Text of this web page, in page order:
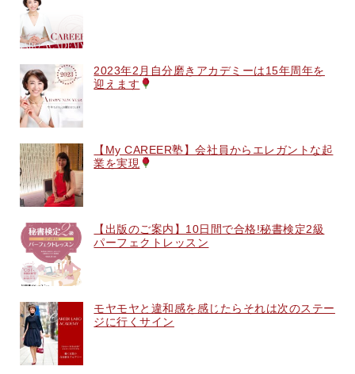
2023年2月自分磨きアカデミーは15年周年を
迎えます
【My CAREER塾】会社員からエレガントな起
業を実現
【出版のご案内】10日間で合格!秘書検定2級
パーフェクトレッスン
モヤモヤと違和感を感じたらそれは次のステー
ジに行くサイン